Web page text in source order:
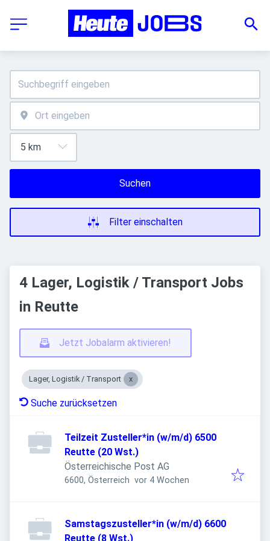
Suchen
Filter einschalten
4 Lager, Logistik / Transport Jobs
in Reutte
Jetzt Jobalarm aktivieren!
Lager, Logistik / Transport
Suche zurücksetzen
Teilzeit Zusteller*in (w/m/d) 6500
Reutte (20 Wst.)
Österreichische Post AG
6600, Österreich Veröffentlicht
vor 4 Wochen
Samstagszusteller*in (w/m/d) 6600
Reutte (8 Wst.)